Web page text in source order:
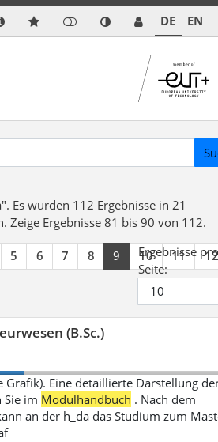
DE EN
Es wurden 112 Ergebnisse in 21
Zeige Ergebnisse 81 bis 90 von 112.
5 6 7 8 9 10 11 12
Ergebnisse pro
Seite:
(B.Sc.)
Grafik). Eine detaillierte Darstellung
im Modulhandbuch . Nach dem
an der h_da das Studium zum